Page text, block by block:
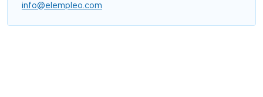
info@elempleo.com